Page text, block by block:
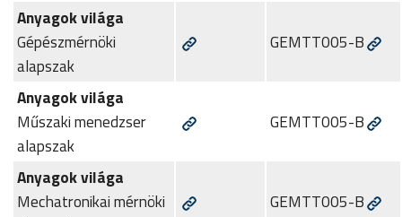
Anyagok világa
Gépészmérnöki
alapszak
GEMTT005-B
Anyagok világa
Műszaki menedzser
alapszak
GEMTT005-B
Anyagok világa
Mechatronikai mérnöki
GEMTT005-B